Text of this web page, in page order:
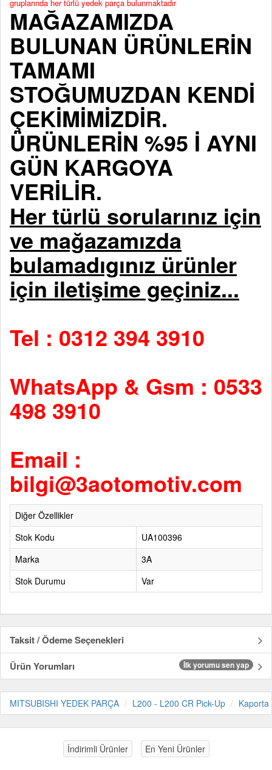
gruplarında her türlü yedek parça bulunmaktadır
MAĞAZAMIZDA
BULUNAN ÜRÜNLERİN
TAMAMI
STOĞUMUZDAN KENDİ
ÇEKİMİMİZDİR.
ÜRÜNLERİN %95 İ AYNI
GÜN KARGOYA
VERİLİR.
Her türlü sorularınız için
ve mağazamızda
bulamadıgınız ürünler
için iletişime geçiniz...
Tel : 0312 394 3910
WhatsApp & Gsm : 0533
498 3910
Email :
bilgi@3aotomotiv.com
Diğer Özellikler
Stok Kodu
UA100396
Marka
3A
Stok Durumu
Var
Taksit / Ödeme Seçenekleri
Ürün Yorumları
İlk yorumu sen yap
MITSUBISHI YEDEK PARÇA L200 - L200 CR Pick-Up Kaporta
İndirimli Ürünler En Yeni Ürünler